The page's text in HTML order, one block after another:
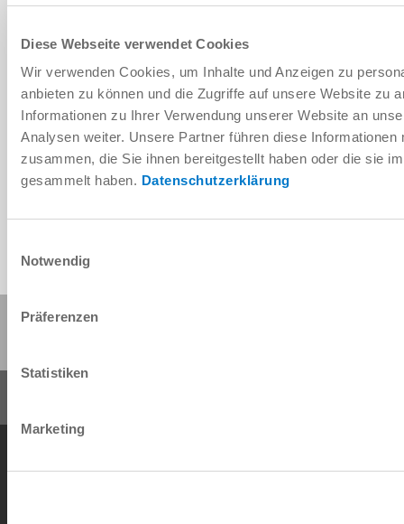
Diese Webseite verwendet Cookies
Wir verwenden Cookies, um Inhalte und Anzeigen zu
anbieten zu können und die Zugriffe auf unsere Website zu
Informationen zu Ihrer Verwendung unserer Website an
Analysen weiter. Unsere Partner führen diese
zusammen, die Sie ihnen bereitgestellt haben oder die sie
gesammelt haben. Datenschutzerklärung
Notwendig
Präferenzen
Statistiken
Marketing
Télécharger les données de CAO
Télécharger